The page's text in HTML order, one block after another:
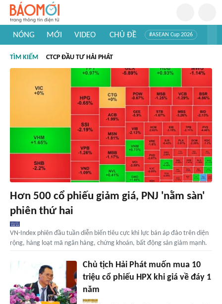
NÓNG MỚI VIDEO CHỦ ĐỀ #ASEAN Cup 2026
#Khám phá thế giới
TÌM KIẾM CTCP ĐẦU TƯ HẢI PHÁT
Hơn 500 cổ phiếu giảm giá, PNJ 'nằm sàn'
phiên thứ hai
VN-Index phiên đầu tuần diễn biến tiêu cực khi lực bán áp đảo trên diện
rộng, hàng loạt mã ngân hàng, chứng khoán, bất động sản giảm mạnh.
Chủ tịch Hải Phát muốn mua 10
triệu cổ phiếu HPX khi giá về đáy 1
năm